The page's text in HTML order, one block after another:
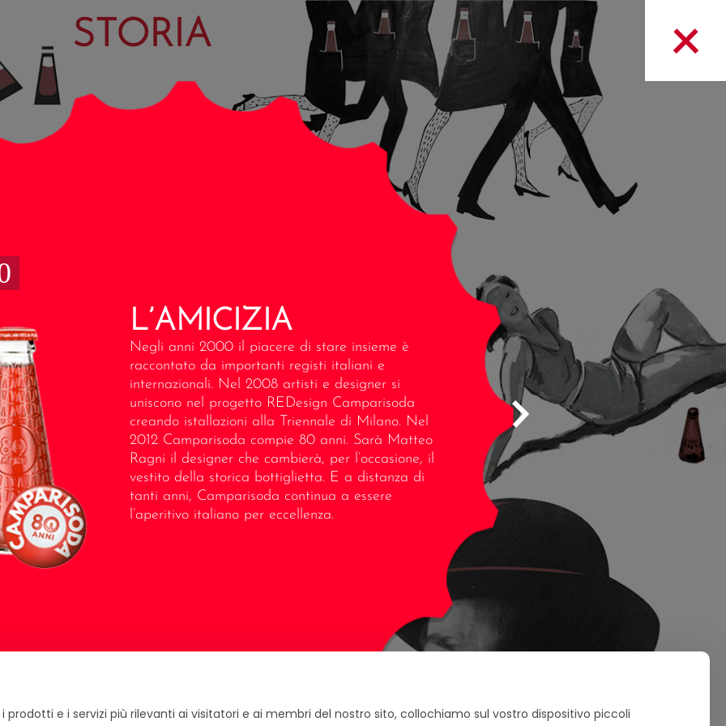
e i servizi più rilevanti ai visitatori e ai membri del nostro sito, collochiamo sul vostro dispositivo piccoli
STORIA
L’AMICIZIA
Negli anni 2000 il piacere di stare insieme è
raccontato da importanti registi italiani e
internazionali. Nel 2008 artisti e designer si
uniscono nel progetto REDesign Camparisoda
creando istallazioni alla Triennale di Milano. Nel
2012 Camparisoda compie 80 anni. Sarà Matteo
Ragni il designer che cambierà, per l’occasione, il
vestito della storica bottiglietta. E a distanza di
tanti anni, Camparisoda continua a essere
l’aperitivo italiano per eccellenza.